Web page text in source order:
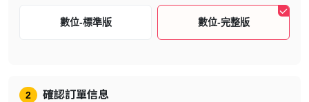
第二波下載內容「The Rising Tide《滄海慟哭》」
數位-標準版 數位-完整版
2 確認訂單信息